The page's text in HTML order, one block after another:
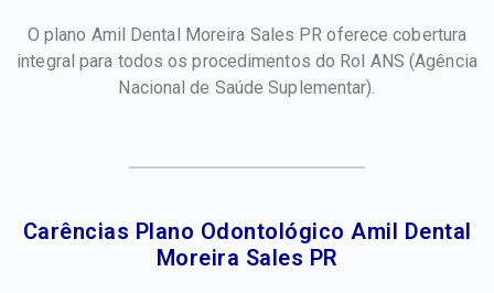
O plano Amil Dental Moreira Sales PR oferece cobertura
integral para todos os procedimentos do Rol ANS (Agência
Nacional de Saúde Suplementar).
Carências Plano Odontológico Amil Dental
Moreira Sales PR​